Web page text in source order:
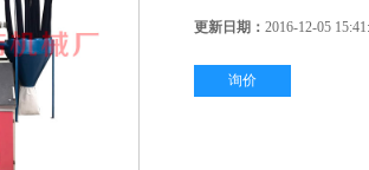
更新日期： 2016-12-05
询价